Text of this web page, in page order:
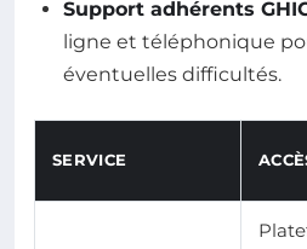
Support adhérents
ligne et téléphonique
éventuelles difficultés.
SERVICE